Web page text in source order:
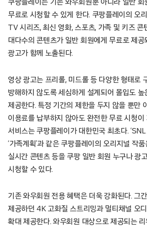
쿠팡플레이는 기존 와우회원뿐 아니라 일반 회
무료로 시청할 수 있게 한다. 쿠팡플레이의 오
TV 시리즈, 최신 영화, 스포츠, 가족 및 키즈 콘
대다수의 콘텐츠가 일반 회원에게 무료로 제공
광고가 함께 노출된다.
영상 광고는 프리롤, 미드롤 등 다양한 형태로
방해하지 않도록 세심하게 설계되어 몰입도 높
제공한다. 특정 기간의 제한을 두지 않을 뿐만
이용료를 납부하지 않아도 완전한 무료 시청
서비스는 쿠팡플레이가 대한민국 최초다. ‘SNL
‘가족계획’과 같은 쿠팡플레이의 오리지널 작
실시간 콘텐츠 등을 쿠팡 일반 회원 누구나 광
시청할 수 있다.
기존 와우회원 전용 혜택은 더욱 강화된다. 그
제공하던 4K 고화질 스트리밍과 멀티채널 오
확대 제공한다. 와우회원 대상으로 제공되는